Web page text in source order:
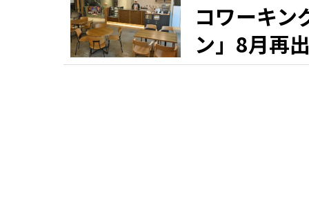
コワーキン
ン」8月再